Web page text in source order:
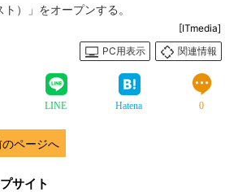
）」をオープンする。
[ITmedia]
PC用表示
関連情報
LINE Hatena 0
のページへ
サイト